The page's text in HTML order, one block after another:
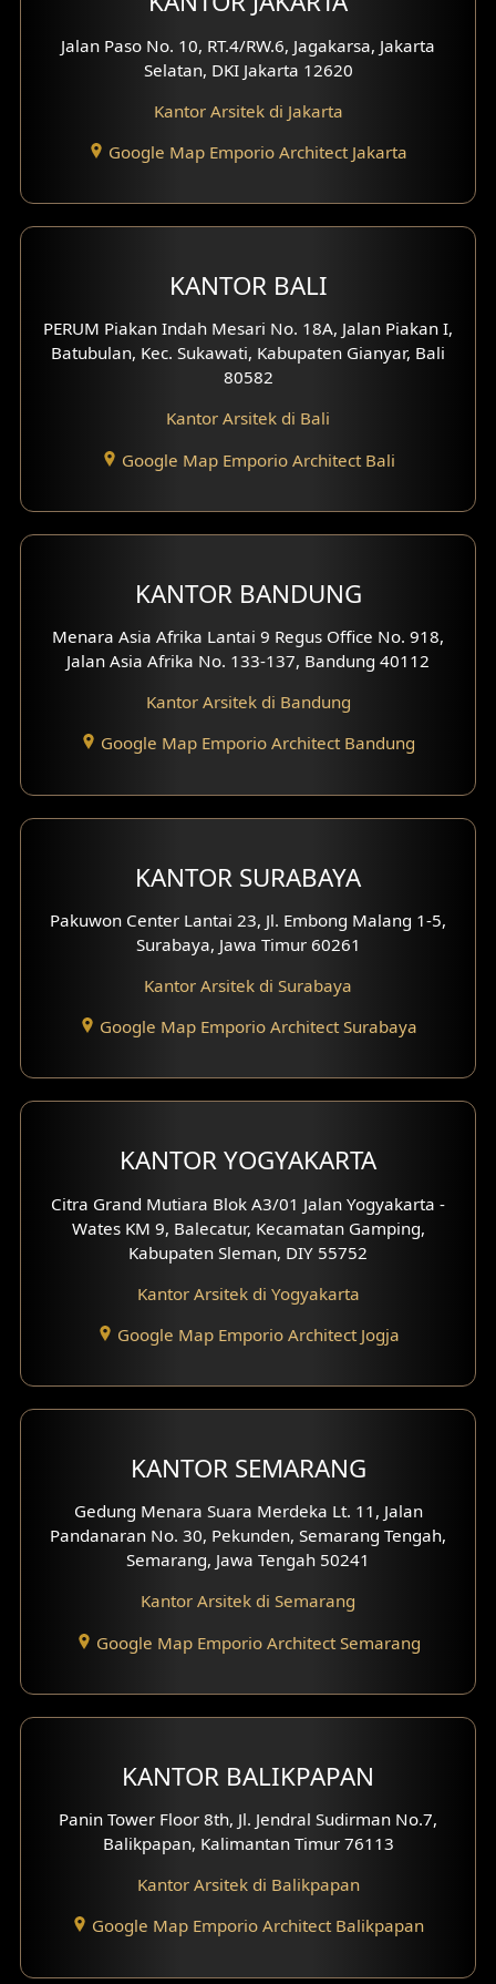
Jalan Paso No. 10, RT.4/RW.6, Jagakarsa, Jakarta
Selatan, DKI Jakarta 12620
Kantor Arsitek di Jakarta
Google Map Emporio Architect Jakarta
KANTOR BALI
PERUM Piakan Indah Mesari No. 18A, Jalan Piakan I,
Batubulan, Kec. Sukawati, Kabupaten Gianyar, Bali
80582
Kantor Arsitek di Bali
Google Map Emporio Architect Bali
KANTOR BANDUNG
Menara Asia Afrika Lantai 9 Regus Office No. 918,
Jalan Asia Afrika No. 133-137, Bandung 40112
Kantor Arsitek di Bandung
Google Map Emporio Architect Bandung
KANTOR SURABAYA
Pakuwon Center Lantai 23, Jl. Embong Malang 1-5,
Surabaya, Jawa Timur 60261
Kantor Arsitek di Surabaya
Google Map Emporio Architect Surabaya
KANTOR YOGYAKARTA
Citra Grand Mutiara Blok A3/01 Jalan Yogyakarta -
Wates KM 9, Balecatur, Kecamatan Gamping,
Kabupaten Sleman, DIY 55752
Kantor Arsitek di Yogyakarta
Google Map Emporio Architect Jogja
KANTOR SEMARANG
Gedung Menara Suara Merdeka Lt. 11, Jalan
Pandanaran No. 30, Pekunden, Semarang Tengah,
Semarang, Jawa Tengah 50241
Kantor Arsitek di Semarang
Google Map Emporio Architect Semarang
KANTOR BALIKPAPAN
Panin Tower Floor 8th, Jl. Jendral Sudirman No.7,
Balikpapan, Kalimantan Timur 76113
Kantor Arsitek di Balikpapan
Google Map Emporio Architect Balikpapan